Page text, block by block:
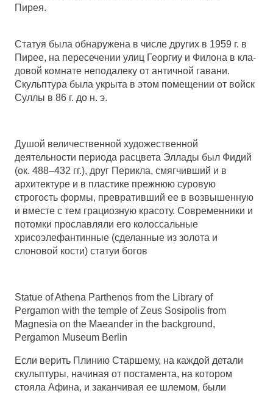
Пирея.
Ста­туя была обна­ру­же­на в чис­ле дру­гих в 1959 г. в
Пирее, на пере­се­че­нии улиц Геор­гиу и Фило­на в кла­
до­вой ком­на­те непо­да­ле­ку от антич­ной гава­ни.
Скульп­ту­ра была укры­та в этом поме­ще­нии от войск
Сул­лы в 86 г. до н. э.
Душой величественной художественной
деятельности периода расцвета Эллады был Фидий
(ок. 488–432 гг.), друг Перикла, смягчивший и в
архитектуре и в пластике прежнюю суровую
строгость формы, превративший ее в возвышенную
и вместе с тем грациозную красоту. Современники и
потомки прославляли его колоссальные
хрисоэлефантинные (сделанные из золота и
слоновой кости) статуи богов
Statue of Athena Parthenos from the Library of
Pergamon with the temple of Zeus Sosipolis from
Magnesia on the Maeander in the background,
Pergamon Museum Berlin
Если верить Плинию Старшему, на каждой детали
скульптуры, начиная от постамента, на котором
стояла Афина, и заканчивая ее шлемом, были